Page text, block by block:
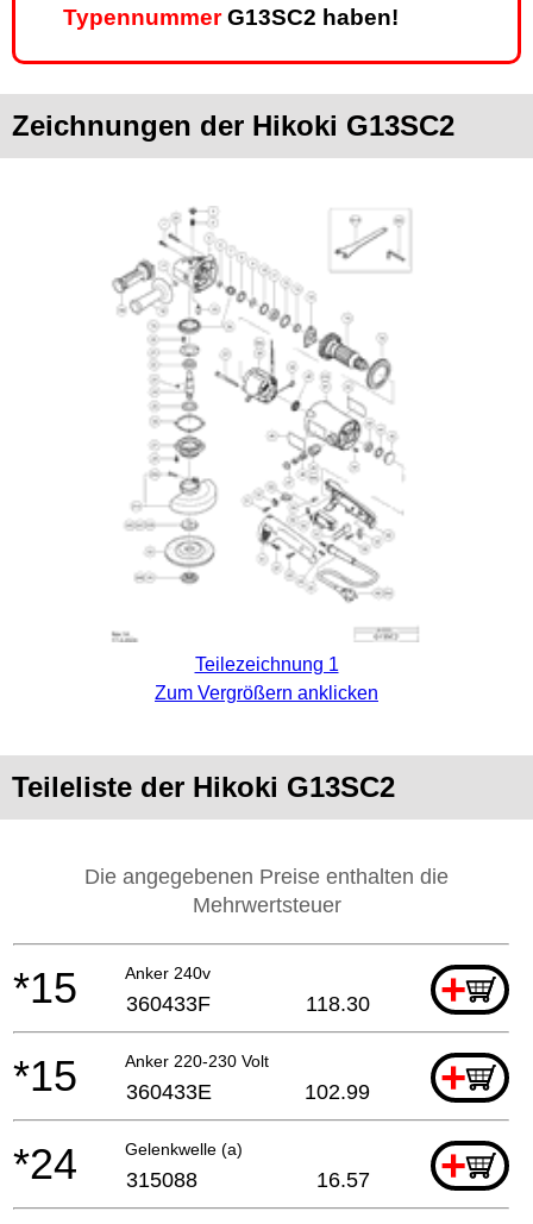
TypennummerG13SC2 haben!
Zeichnungen der Hikoki G13SC2
Teilezeichnung 1
Zum Vergrößern anklicken
Teileliste der Hikoki G13SC2
Die angegebenen Preise enthalten die
Mehrwertsteuer
Anker 240v +
*15 360433F 118.30
Anker 220-230 Volt +
*15 360433E 102.99
Gelenkwelle (a) +
*24 315088 16.57